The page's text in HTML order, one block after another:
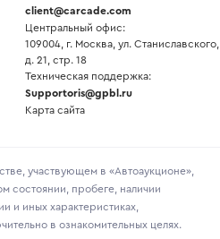
client@carcade.com
Центральный офис:
109004, г. Москва, ул. Станиславского,
д. 21, стр. 18
Техническая поддержка:
Supportoris@gpbl.ru
Карта сайта
участвующем в «Автоаукционе»,
состоянии, пробеге, наличии
и иных характеристиках,
в ознакомительных целях.